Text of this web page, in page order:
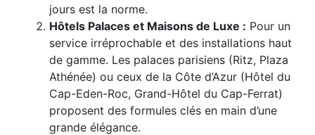
jours est la norme.
Hôtels Palaces et Maisons de Luxe : Pour un
service irréprochable et des installations haut
de gamme. Les palaces parisiens (Ritz, Plaza
Athénée) ou ceux de la Côte d’Azur (Hôtel du
Cap-Eden-Roc, Grand-Hôtel du Cap-Ferrat)
proposent des formules clés en main d’une
grande élégance.